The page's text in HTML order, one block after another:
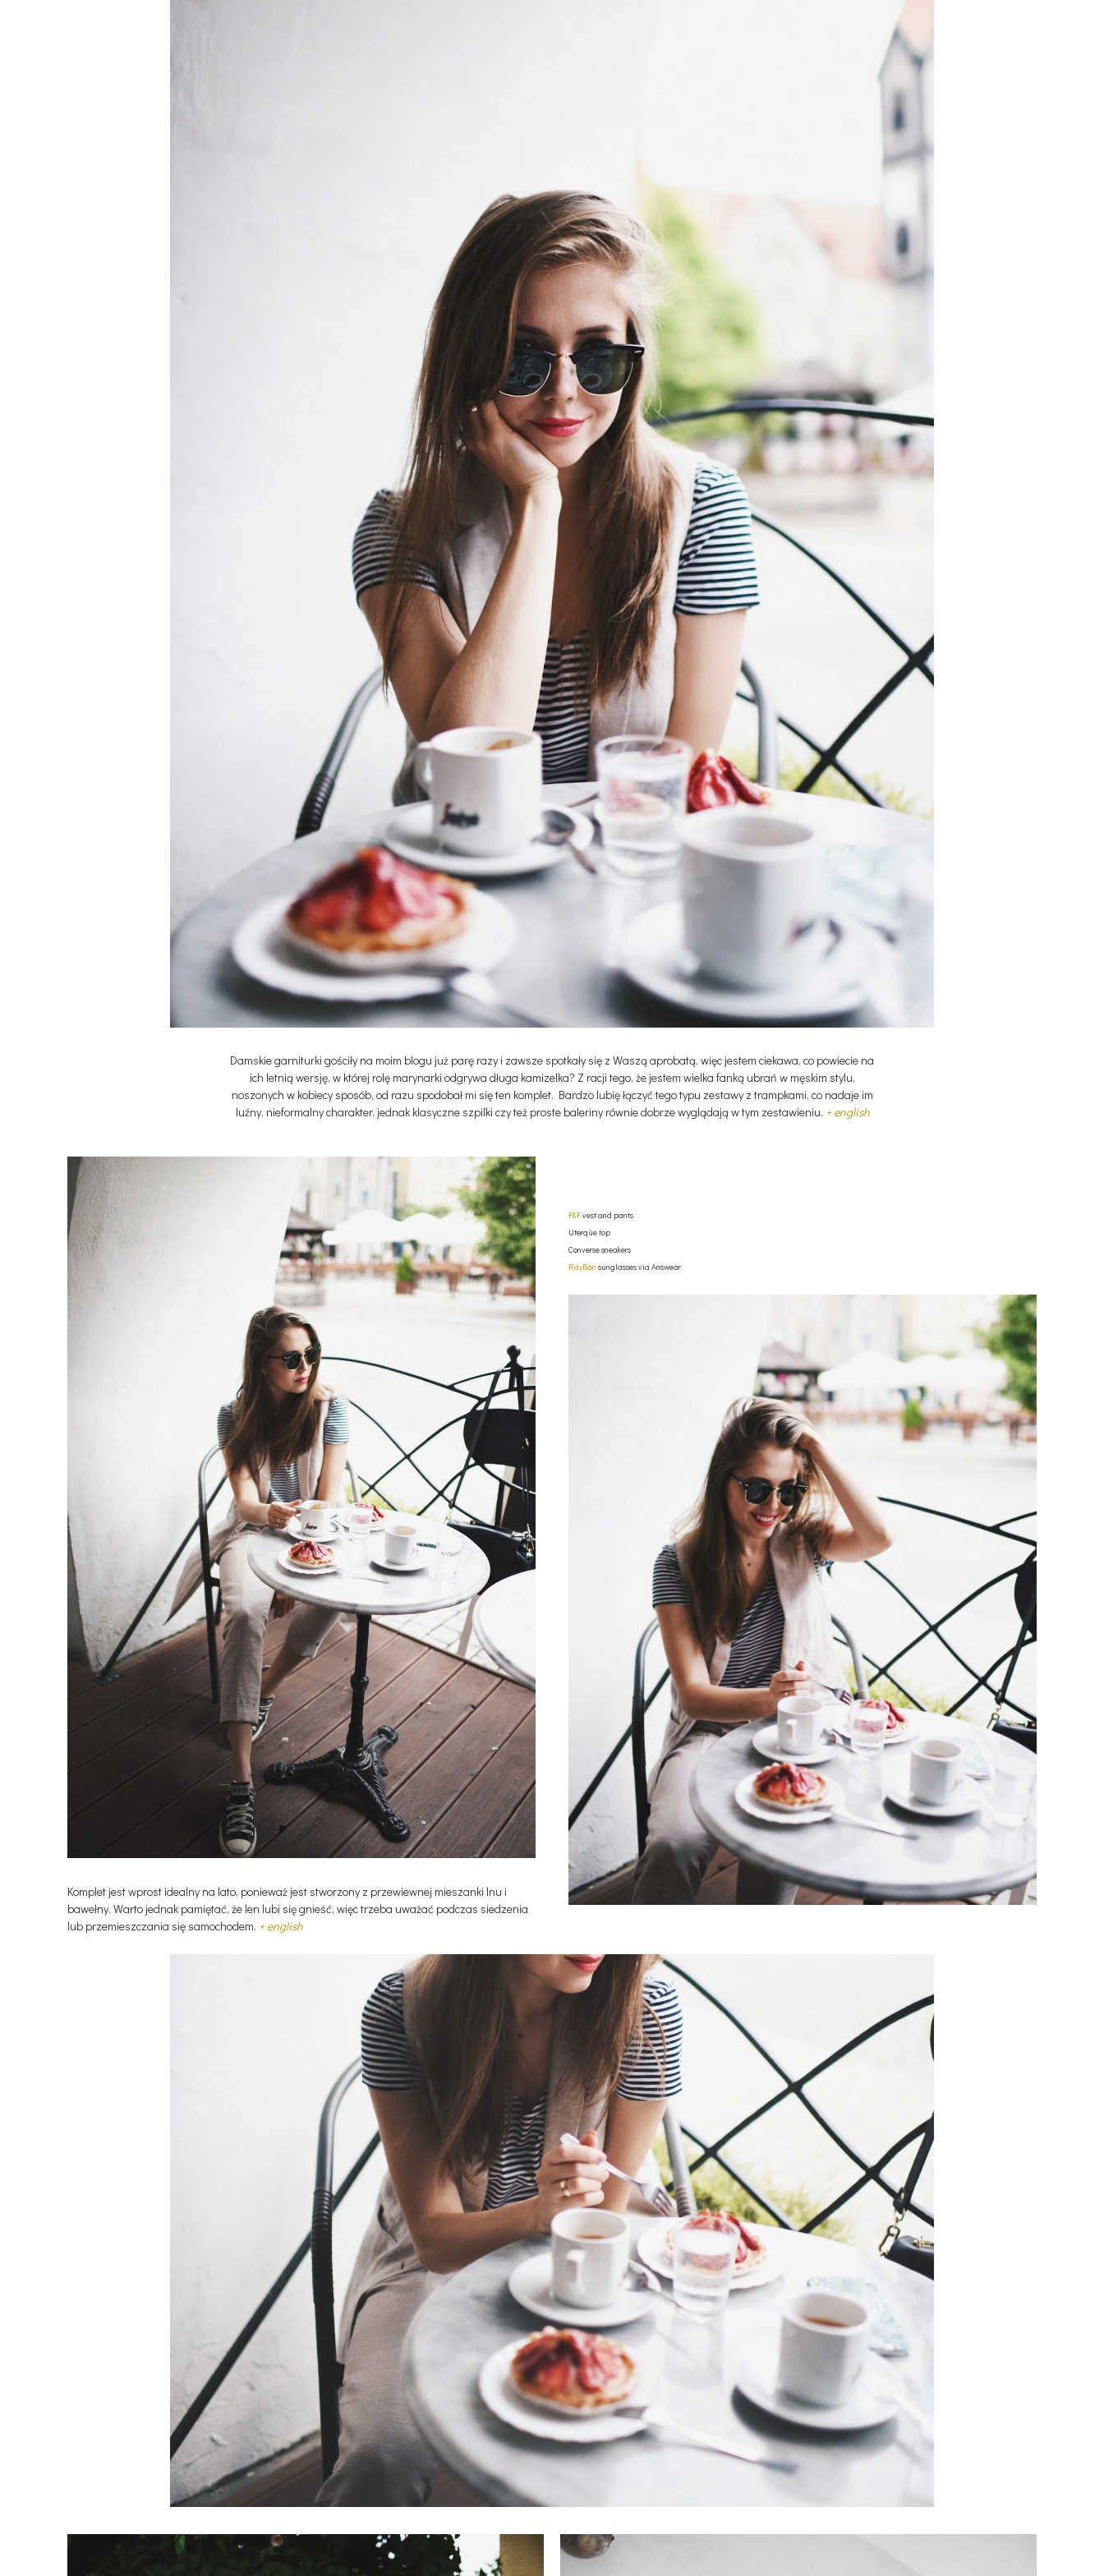
Damskie garniturki gościły na moim blogu już parę razy i zawsze spotkały się z Waszą aprobatą, więc jestem ciekawa, co powiecie na
ich letnią wersję, w której rolę marynarki odgrywa długa kamizelka? Z racji tego, że jestem wielka fanką ubrań w męskim stylu,
noszonych w kobiecy sposób, od razu spodobał mi się ten komplet. Bardzo lubię łączyć tego typu zestawy z trampkami, co nadaje im
luźny, nieformalny charakter, jednak klasyczne szpilki czy też proste baleriny równie dobrze wyglądają w tym zestawieniu. + english
Komplet jest wprost idealny na lato, ponieważ jest stworzony z przewiewnej mieszanki lnu i
bawełny. Warto jednak pamiętać, że len lubi się gnieść, więc trzeba uważać podczas siedzenia
lub przemieszczania się samochodem. + english
F&Fvest and pants
Uterqüe top
Converse sneakers
RayBan sunglasses via Answear